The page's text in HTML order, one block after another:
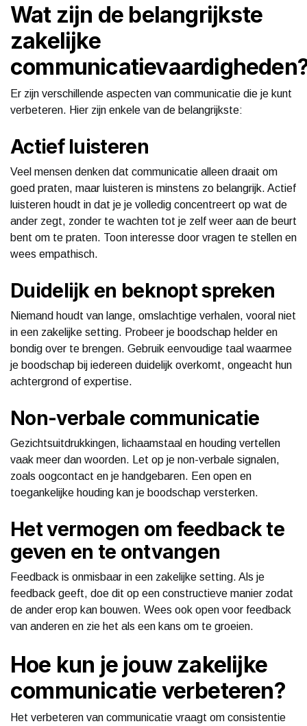
Wat zijn de belangrijkste
zakelijke
Er zijn verschillende aspecten van communicatie die je kunt
verbeteren. Hier zijn enkele van de belangrijkste:
Actief luisteren
Veel mensen denken dat communicatie alleen draait om
goed praten, maar luisteren is minstens zo belangrijk. Actief
luisteren houdt in dat je je volledig concentreert op wat de
ander zegt, zonder te wachten tot je zelf weer aan de beurt
bent om te praten. Toon interesse door vragen te stellen en
wees empathisch.
Duidelijk en beknopt spreken
Niemand houdt van lange, omslachtige verhalen, vooral niet
in een zakelijke setting. Probeer je boodschap helder en
bondig over te brengen. Gebruik eenvoudige taal waarmee
je boodschap bij iedereen duidelijk overkomt, ongeacht hun
achtergrond of expertise.
Non-verbale communicatie
Gezichtsuitdrukkingen, lichaamstaal en houding vertellen
vaak meer dan woorden. Let op je non-verbale signalen,
zoals oogcontact en je handgebaren. Een open en
toegankelijke houding kan je boodschap versterken.
Het vermogen om feedback te
geven en te ontvangen
Feedback is onmisbaar in een zakelijke setting. Als je
feedback geeft, doe dit op een constructieve manier zodat
de ander erop kan bouwen. Wees ook open voor feedback
van anderen en zie het als een kans om te groeien.
Hoe kun je jouw zakelijke
communicatie verbeteren?
Het verbeteren van communicatie vraagt om consistentie